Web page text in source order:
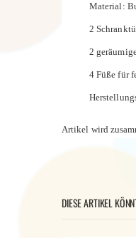
Material:
2
2
4 Füße für
Artikel wird
DIESE ARTIKEL